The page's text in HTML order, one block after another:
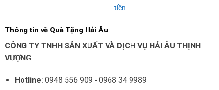
tiền
Thông tin về Quà Tặng Hải Âu:
CÔNG TY TNHH SẢN XUẤT VÀ DỊCH VỤ HẢI ÂU THỊNH
VƯỢNG
Hotline: 0948 556 909 - 0968 34 9989